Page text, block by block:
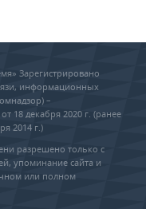
Зарегистрировано
информационных
–
18 декабря 2020 г. (ранее
2014 г.)
разрешено только с
упоминание сайта и
или полном